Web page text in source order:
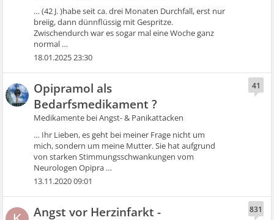
… (42 J. )habe seit ca. drei Monaten Durchfall, erst nur
breiig, dann dünnflüssig mit Gespritze.
Zwischendurch war es sogar mal eine Woche ganz
normal …
18.01.2025 23:30
Opipramol als
Bedarfsmedikament ?
Medikamente bei Angst- & Panikattacken
… Ihr Lieben, es geht bei meiner Frage nicht um
mich, sondern um meine Mutter. Sie hat aufgrund
von starken Stimmungsschwankungen vom
Neurologen Opipra …
41
13.11.2020 09:01
Angst vor Herzinfarkt - 831